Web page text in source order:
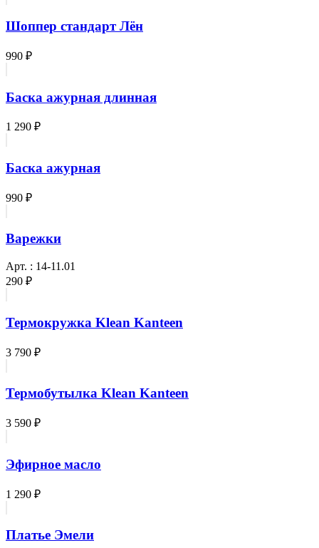
Шоппер стандарт Лён
990 ₽
Баска ажурная длинная
1 290 ₽
Баска ажурная
990 ₽
Варежки
Арт. : 14-11.01
290 ₽
Термокружка Klean Kanteen
3 790 ₽
Термобутылка Klean Kanteen
3 590 ₽
Эфирное масло
1 290 ₽
Платье Эмели